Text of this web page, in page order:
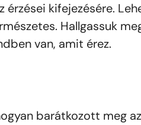
kifejezésére.
Hallgassuk
van, amit érez.
barátkozott meg